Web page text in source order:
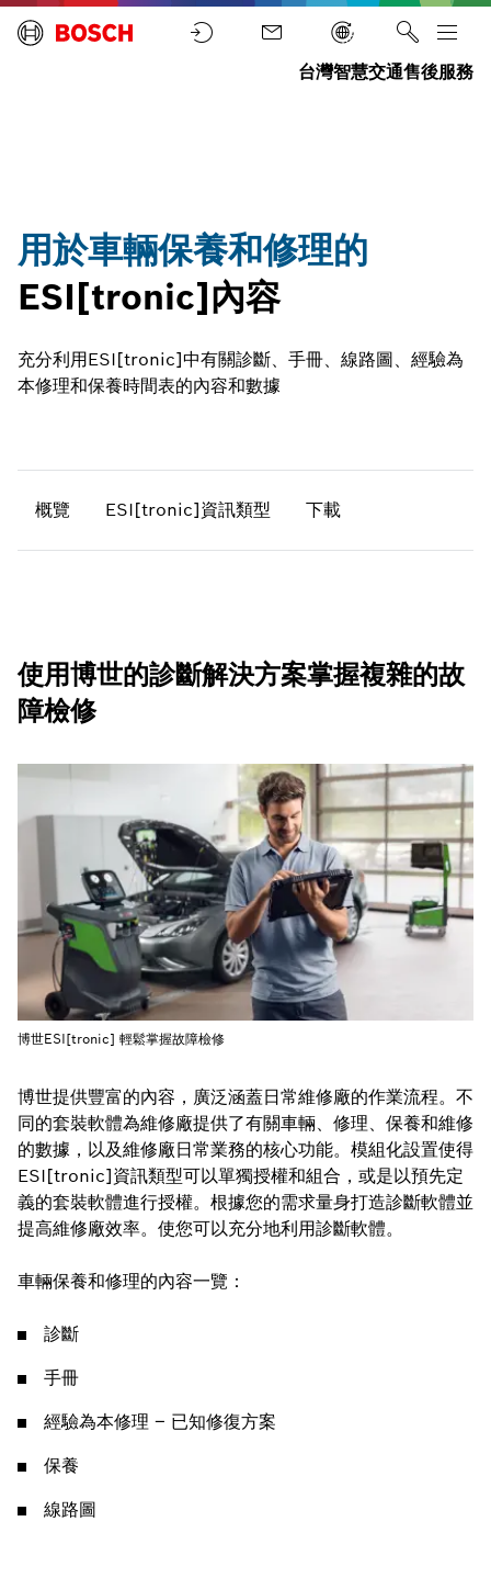
台灣智慧交通售後服務
用於車輛保養和修理的
ESI[tronic]內容
充分利用ESI[tronic]中有關診斷、手冊、線路圖、經驗為
本修理和保養時間表的內容和數據
概覽 ESI[tronic]資訊類型 下載
使用博世的診斷解決方案掌握複雜的故
障檢修
博世提供豐富的內容，廣泛涵蓋日常維修廠的作業流程。不
同的套裝軟體為維修廠提供了有關車輛、修理、保養和維修
的數據，以及維修廠日常業務的核心功能。模組化設置使得
ESI[tronic]資訊類型可以單獨授權和組合，或是以預先定
義的套裝軟體進行授權。根據您的需求量身打造診斷軟體並
提高維修廠效率。使您可以充分地利用診斷軟體。
車輛保養和修理的內容一覽：
診斷
手冊
經驗為本修理 – 已知修復方案
保養
線路圖
博世ESI[tronic] 輕鬆掌握故障檢修